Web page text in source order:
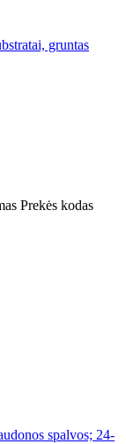
gruntas
Prekės kodas
spalvos; 24-